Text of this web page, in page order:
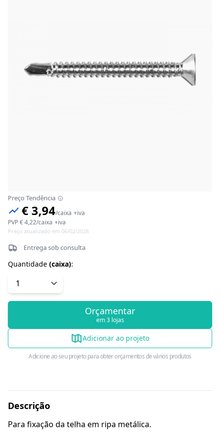
Preço Tendência
€ 3,94/caixa +iva
PVP€ 4,22/caixa +iva
Preço atualizado em 06/02/2026
Entrega sob consulta
Quantidade (caixa):
Orçamentar
em 3 lojas
Adicionar ao projeto
Adicione ao seu projeto para obter orçamentos de vários produtos
Descrição
Para fixação da telha em ripa metálica.